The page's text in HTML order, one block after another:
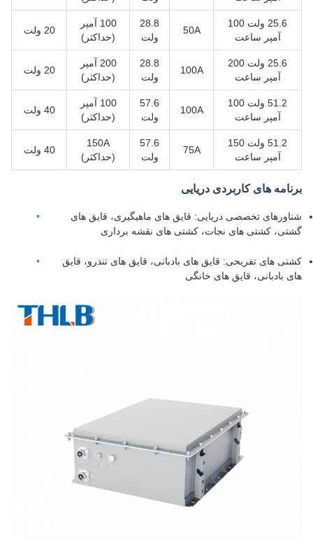
25.6 ولت 100
آمپر ساعت
50A
28.8
ولت
100 آمپر
(حداکثر)
20 ولت
25.6 ولت 200
آمپر ساعت
100A
28.8
ولت
200 آمپر
(حداکثر)
20 ولت
51.2 ولت 100
آمپر ساعت
100A
57.6
ولت
100 آمپر
(حداکثر)
40 ولت
51.2 ولت 150
آمپر ساعت
75A
57.6
ولت
150A
(حداکثر)
40 ولت
برنامه های کاربردی دریایی
شناورهای تخصصی دریایی: قایق های ماهیگیری، قایق های
گشتی، کشتی های نجات، کشتی های نقشه برداری
کشتی های تفریحی: قایق های بادبانی، قایق های تندرو، قایق
های بادبانی، قایق های خانگی